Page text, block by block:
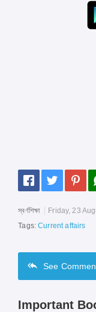
স্বর্ণশিক্ষা
Friday, 23
Tags:Current affairs
See
Important